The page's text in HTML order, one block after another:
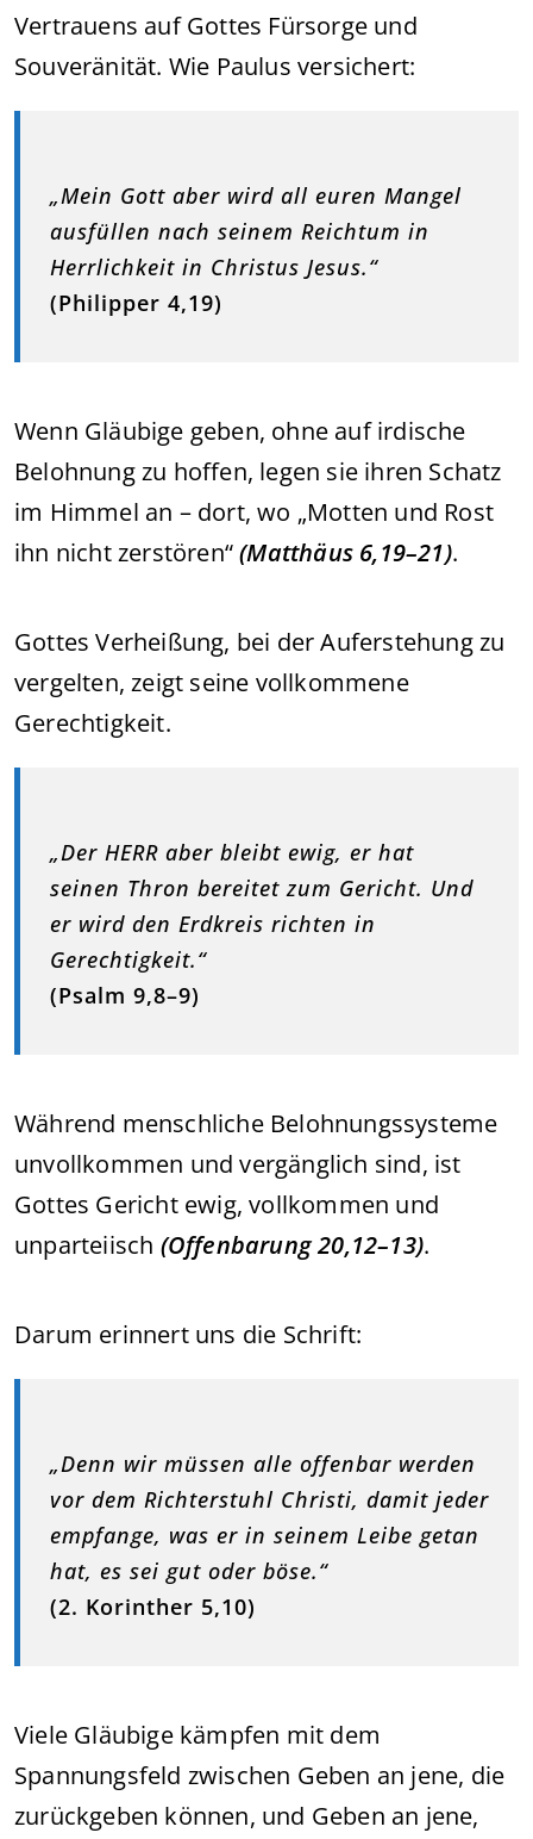
Vertrauens auf Gottes Fürsorge und
Souveränität. Wie Paulus versichert:
„Mein Gott aber wird all euren Mangel
ausfüllen nach seinem Reichtum in
Herrlichkeit in Christus Jesus.“
(Philipper 4,19)
Wenn Gläubige geben, ohne auf irdische
Belohnung zu hoffen, legen sie ihren Schatz
im Himmel an – dort, wo „Motten und Rost
ihn nicht zerstören“(Matthäus 6,19–21).
Gottes Verheißung, bei der Auferstehung zu
vergelten, zeigt seine vollkommene
Gerechtigkeit.
„Der HERR aber bleibt ewig, er hat
seinen Thron bereitet zum Gericht. Und
er wird den Erdkreis richten in
Gerechtigkeit.“
(Psalm 9,8–9)
Während menschliche Belohnungssysteme
unvollkommen und vergänglich sind, ist
Gottes Gericht ewig, vollkommen und
unparteiisch (Offenbarung 20,12–13).
Darum erinnert uns die Schrift:
„Denn wir müssen alle offenbar werden
vor dem Richterstuhl Christi, damit jeder
empfange, was er in seinem Leibe getan
hat, es sei gut oder böse.“
(2. Korinther 5,10)
Viele Gläubige kämpfen mit dem
Spannungsfeld zwischen Geben an jene, die
zurückgeben können, und Geben an jene,